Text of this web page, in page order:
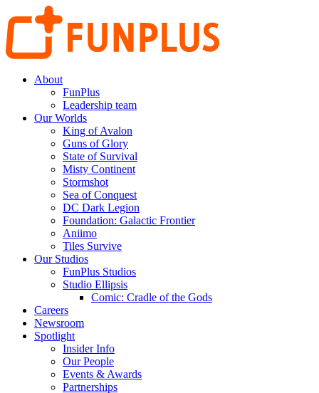
About
FunPlus
Leadership team
Our Worlds
King of Avalon
Guns of Glory
State of Survival
Misty Continent
Stormshot
Sea of Conquest
DC Dark Legion
Foundation: Galactic Frontier
Aniimo
Tiles Survive
Our Studios
FunPlus Studios
Studio Ellipsis
Comic: Cradle of the Gods
Careers
Newsroom
Spotlight
Insider Info
Our People
Events & Awards
Partnerships